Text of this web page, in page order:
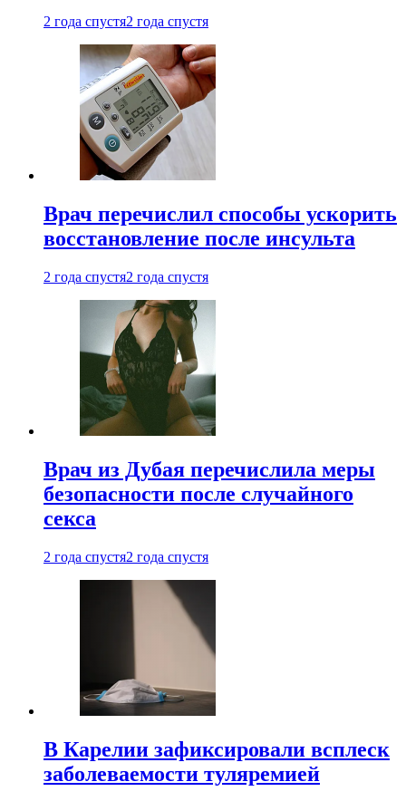
2 года спустя2 года спустя
Врач перечислил способы ускорить
восстановление после инсульта
2 года спустя2 года спустя
Врач из Дубая перечислила меры
безопасности после случайного
секса
2 года спустя2 года спустя
В Карелии зафиксировали всплеск
заболеваемости туляремией